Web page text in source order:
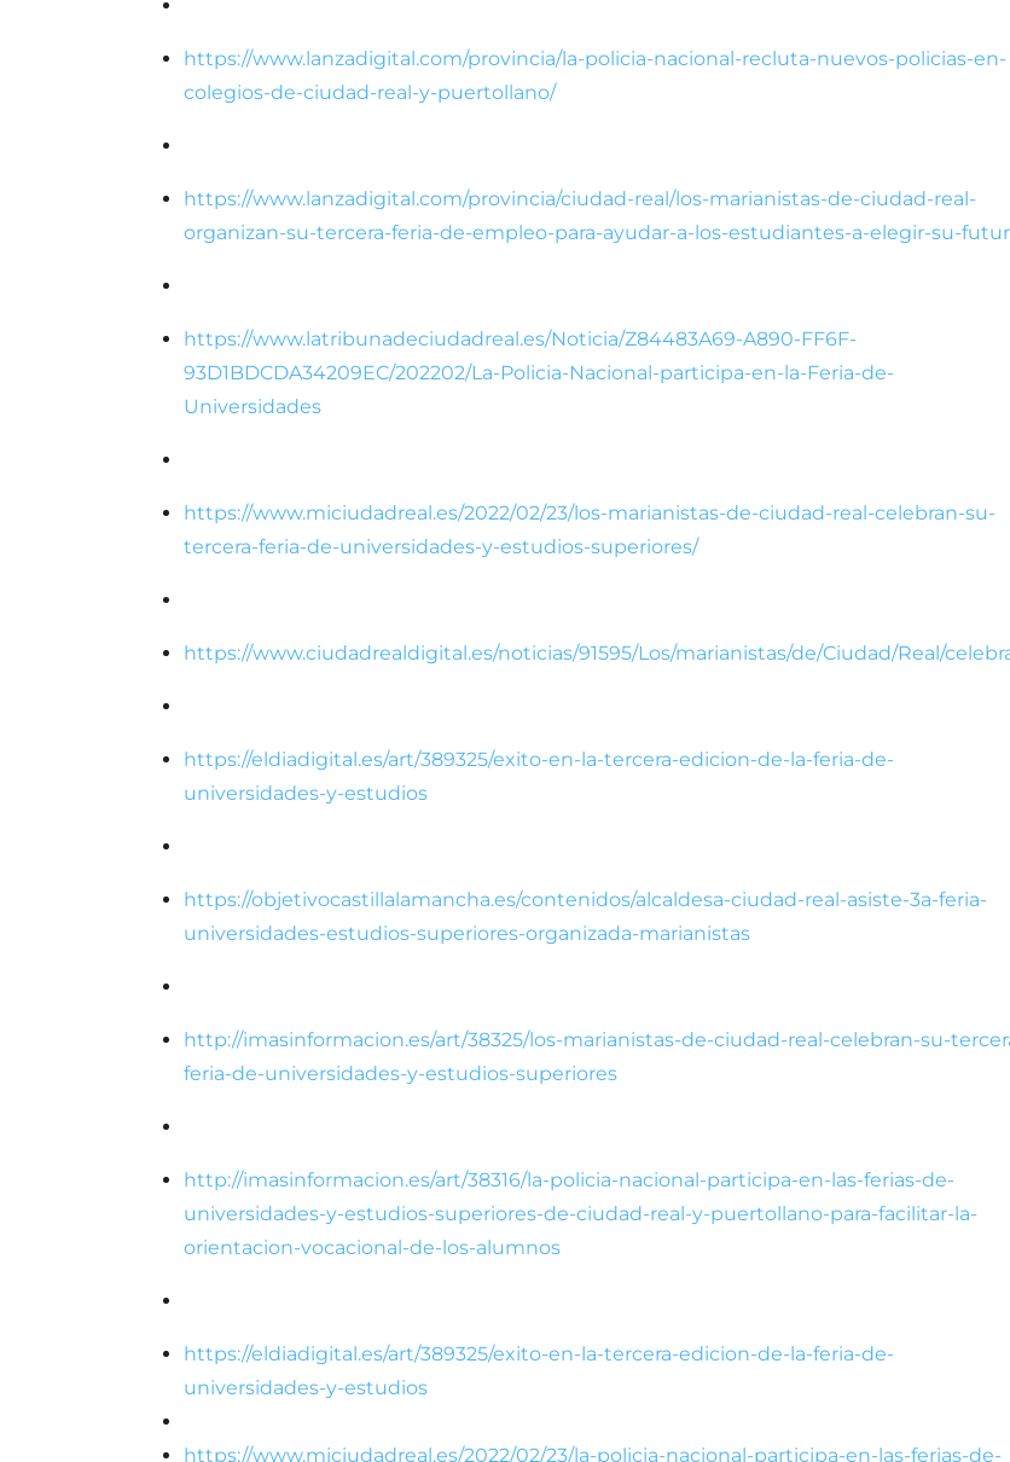
https://www.lanzadigital.com/provincia/la-policia-nacional-recluta-nuevos-policias-en-
colegios-de-ciudad-real-y-puertollano/
https://www.lanzadigital.com/provincia/ciudad-real/los-marianistas-de-ciudad-real-
organizan-su-tercera-feria-de-empleo-para-ayudar-a-los-estudiantes-a-elegir-su-
https://www.latribunadeciudadreal.es/Noticia/Z84483A69-A890-FF6F-
93D1BDCDA34209EC/202202/La-Policia-Nacional-participa-en-la-Feria-de-
Universidades
https://www.miciudadreal.es/2022/02/23/los-marianistas-de-ciudad-real-celebran-su-
tercera-feria-de-universidades-y-estudios-superiores/
https://www.ciudadrealdigital.es/noticias/91595/Los/marianistas/de/Ciudad/Real/
https://eldiadigital.es/art/389325/exito-en-la-tercera-edicion-de-la-feria-de-
universidades-y-estudios
https://objetivocastillalamancha.es/contenidos/alcaldesa-ciudad-real-asiste-3a-feria-
universidades-estudios-superiores-organizada-marianistas
http://imasinformacion.es/art/38325/los-marianistas-de-ciudad-real-celebran-su-
feria-de-universidades-y-estudios-superiores
http://imasinformacion.es/art/38316/la-policia-nacional-participa-en-las-ferias-de-
universidades-y-estudios-superiores-de-ciudad-real-y-puertollano-para-facilitar-la-
orientacion-vocacional-de-los-alumnos
https://eldiadigital.es/art/389325/exito-en-la-tercera-edicion-de-la-feria-de-
universidades-y-estudios
https://www.miciudadreal.es/2022/02/23/la-policia-nacional-participa-en-las-ferias-de-